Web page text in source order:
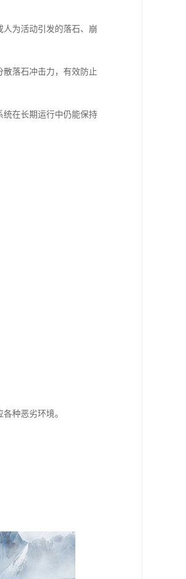
为活动引发的落石、崩
落石冲击力，有效防止
统在长期运行中仍能保持
种恶劣环境。